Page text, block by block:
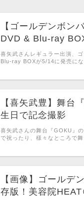
【ゴールデンボン
DVD & Blu-ray
喜矢武さんレギュラー出演、
Blu-ray BOXが5/14に発売に
【喜矢武豊】舞台
生日で記念撮影
喜矢武さんの舞台『GOKU』
で祝ったり、様々なところで
【画像】ゴールデ
存版！美容院HEAT